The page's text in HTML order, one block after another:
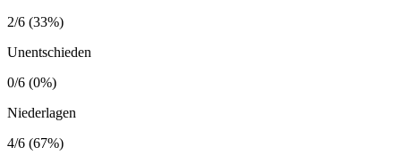
2/6 (33%)
Unentschieden
0/6 (0%)
Niederlagen
4/6 (67%)